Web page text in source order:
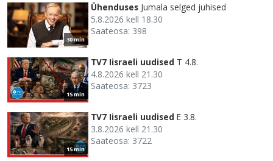
30 min
Ühenduses Jumala selged juhised
5.8.2026 kell 18.30
Saateosa: 398
15 min
TV7 Iisraeli uudised T 4.8.
4.8.2026 kell 21.30
Saateosa: 3723
15 min
TV7 Iisraeli uudised E 3.8.
3.8.2026 kell 21.30
Saateosa: 3722